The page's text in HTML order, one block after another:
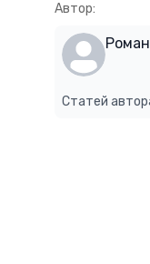
Автор:
Статей